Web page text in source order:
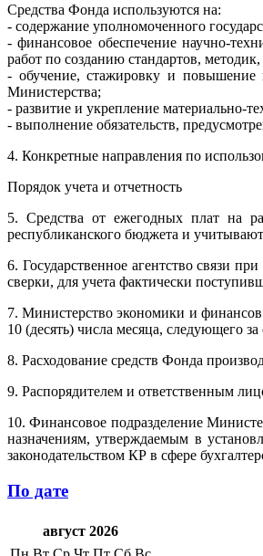
Средства Фонда используются на:
- содержание уполномоченного
- финансовое обеспечение научно-
работ по созданию стандартов,
- обучение, стажировку и повышение
Министерства;
- развитие и укрепление материально-
- выполнение обязательств,
4. Конкретные направления по
Порядок учета и отчетность
5. Средства от ежегодных плат на
республиканского бюджета и
6. Государственное агентство связи
сверки, для учета фактически
7. Министерство экономики и
10 (десять) числа месяца, следующего
8. Расходование средств Фонда
9. Распорядителем и ответственным
10. Финансовое подразделение
назначениям, утверждаемым в
законодательством КР в сфере
По дате
август 2026